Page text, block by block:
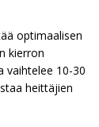
optimaalisen
kierron
vaihtelee 10-30
heittäjien